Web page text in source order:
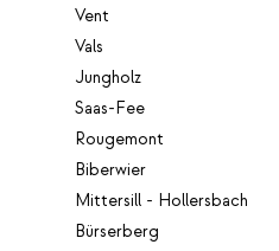
Vent
Vals
Jungholz
Saas-Fee
Rougemont
Biberwier
Mittersill - Hollersbach
Bürserberg